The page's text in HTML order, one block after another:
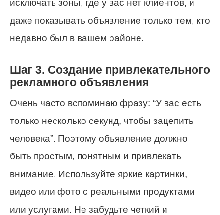
исключать зоны, где у вас нет клиентов, и
даже показывать объявление только тем, кто
недавно был в вашем районе.
Шаг 3. Создание привлекательного
рекламного объявления
Очень часто вспоминаю фразу: “У вас есть
только несколько секунд, чтобы зацепить
человека”. Поэтому объявление должно
быть простым, понятным и привлекать
внимание. Используйте яркие картинки,
видео или фото с реальными продуктами
или услугами. Не забудьте четкий и